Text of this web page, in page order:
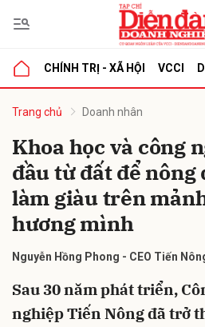
CHÍNH TRỊ - XÃ HỘI VCCI
Trang chủ Doanh nhân
Khoa học và công
đầu từ đất để nông
làm giàu trên
hương mình
Nguyễn Hồng Phong - CEO Tiến
Sau 30 năm phát triển,
nghiệp Tiến Nông đã trở
luận